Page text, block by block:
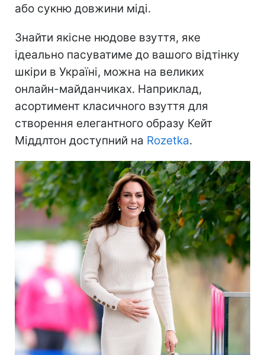
або сукню довжини міді.
Знайти якісне нюдове взуття, яке
ідеально пасуватиме до вашого відтінку
шкіри в Україні, можна на великих
онлайн-майданчиках. Наприклад,
асортимент класичного взуття для
створення елегантного образу Кейт
Міддлтон доступний на Rozetka.